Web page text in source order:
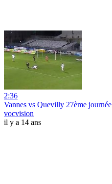
2:36
Vannes vs Quevilly 27ème journée
vocvision
il y a 14 ans